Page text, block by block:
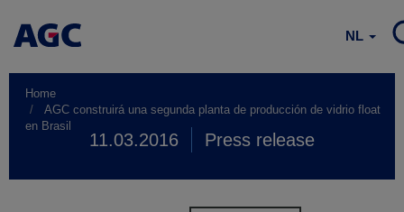
NL
Home
AGC construirá una segunda planta de producción de vidrio float
en Brasil
11.03.2016 Press release